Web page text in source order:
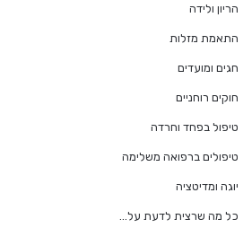
הריון ולידה
התאמת מזלות
חגים ומועדים
חוקים רוחניים
טיפול בפחד וחרדה
טיפולים ברפואה משלימה
יוגה ומדיטציה
כל מה שרצית לדעת על…